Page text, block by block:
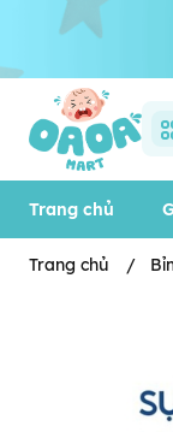
Trang chủ
Trang chủ /